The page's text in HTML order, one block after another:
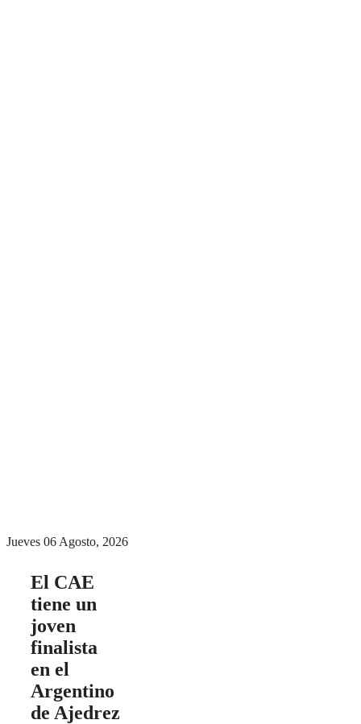
Jueves 06 Agosto, 2026
El CAE
tiene un
joven
finalista
en el
Argentino
de Ajedrez